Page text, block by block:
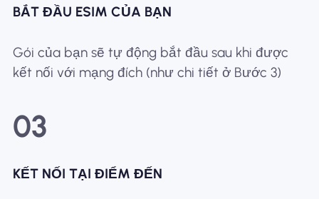
BẮT ĐẦU ESIM CỦA BẠN
Gói của bạn sẽ tự động bắt đầu sau khi được
kết nối với mạng đích (như chi tiết ở Bước 3)
03
KẾT NỐI TẠI ĐIỂM ĐẾN